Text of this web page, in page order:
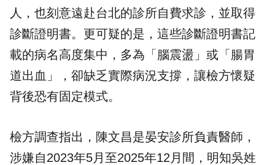
人，也刻意遠赴台北的診所自費求診，並取得
診斷證明書。更可疑的是，這些診斷證明書記
載的病名高度集中，多為「腦震盪」或「腸胃
道出血」，卻缺乏實際病況支撐，讓檢方懷疑
背後恐有固定模式。
檢方調查指出，陳文昌是晏安診所負責醫師，
涉嫌自2023年5月至2025年12月間，明知吳姓